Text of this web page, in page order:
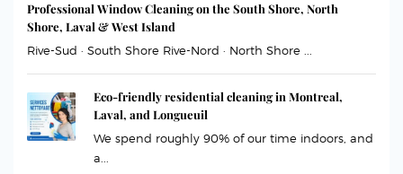
Professional Window Cleaning on the South Shore, North
Shore, Laval & West Island
Rive-Sud · South Shore Rive-Nord · North Shore ...
Eco-friendly residential cleaning in Montreal,
Laval, and Longueuil
We spend roughly 90% of our time indoors, and
a...